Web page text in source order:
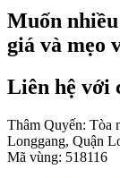
Muốn
giá và mẹo
Liên hệ với
Thâm Quyến: Tòa
Longgang, Quận
Mã vùng: 518116